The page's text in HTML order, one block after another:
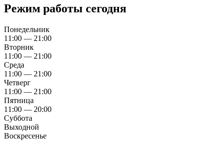
Режим работы сегодня
Понедельник
11:00 — 21:00
Вторник
11:00 — 21:00
Среда
11:00 — 21:00
Четверг
11:00 — 21:00
Пятница
11:00 — 20:00
Суббота
Выходной
Воскресенье